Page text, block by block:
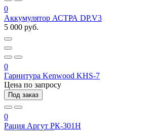
0
Аккумулятор АСТРА DP.V3
5 000 руб.
0
Гарнитура Kenwood KHS-7
Цена по запросу
Под заказ
0
Рация Аргут РК-301Н